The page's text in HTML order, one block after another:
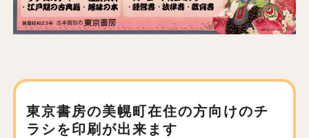
東京書房の美幌町在住の方向けのチ
ラシを印刷が出来ます